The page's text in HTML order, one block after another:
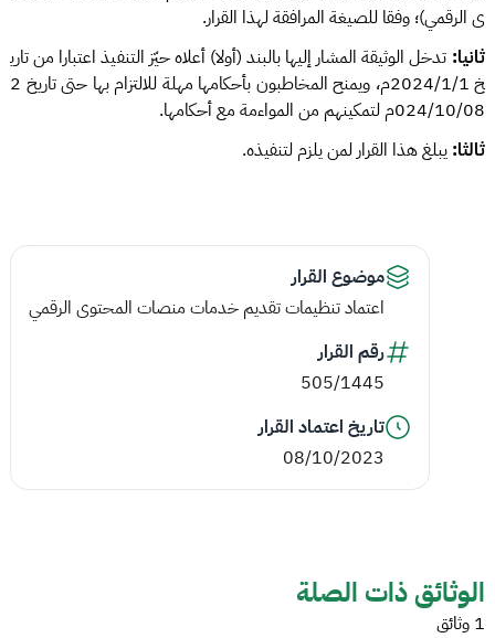
ى الرقمي)؛ وفقا للصيغة المرافقة لهذا القرار.
ثانيا: تدخل الوثيقة المشار إليها بالبند (أولا) أعلاه حيّز التنفيذ اعتبارا من تاري
خ 2024/1/1م، ويمنح المخاطبون بأحكامها مهلة للالتزام بها حتى تاريخ 2
024/10/08م لتمكينهم من المواءمة مع أحكامها.
ثالثا: يبلغ هذا القرار لمن يلزم لتنفيذه.
موضوع القرار
اعتماد تنظيمات تقديم خدمات منصات المحتوى الرقمي
رقم القرار
505/1445
تاريخ اعتماد القرار
08/10/2023
الوثائق ذات الصلة
1 وثائق